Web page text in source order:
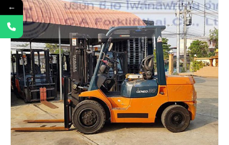
อ่านเพิ่ม
←